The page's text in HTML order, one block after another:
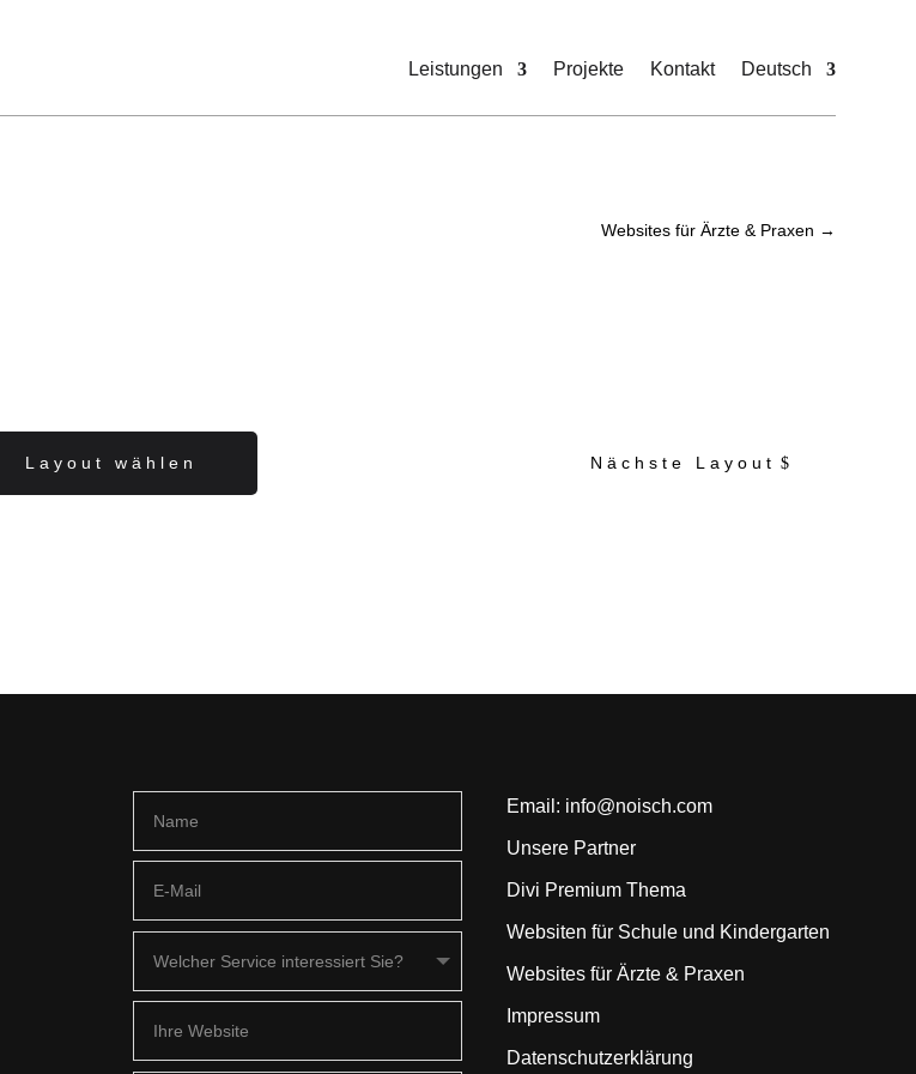
Leistungen Projekte Kontakt Deutsch
Websites für Ärzte & Praxen →
Layout wählen Nächste Layout
Email: info@noisch.com
Unsere Partner
Divi Premium Thema
Websiten für Schule und Kindergarten
Websites für Ärzte & Praxen
Impressum
Datenschutz­erklärung